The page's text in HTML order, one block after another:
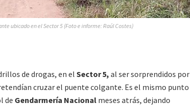
ubicado en el Sector 5 (Foto e informe: Raúl Costes)
de drogas, en el Sector 5, al ser sorprendidos por
cruzar el puente colgante. Es el mismo punto
de Gendarmería Nacional meses atrás, dejando